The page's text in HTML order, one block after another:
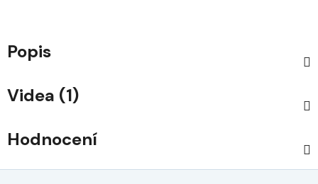
Popis
Videa (1)
Hodnocení